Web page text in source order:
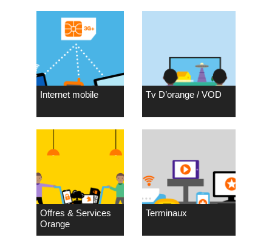
Internet mobile Tv D’orange / VOD
Offres & Services
Orange
Terminaux